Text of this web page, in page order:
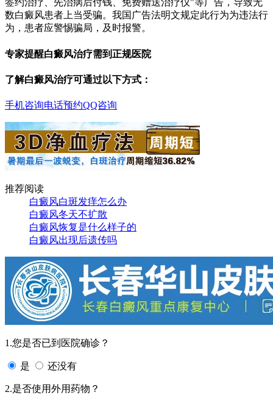
签约治疗、先治病后付钱、免费赠送治疗仪"等广告，导致无
数白癜风患者上当受骗。我国广告法明文规定此行为为违法行
为，患者应警惕骗局，及时报警。
专家提醒白癜风治疗需到正规医院
了解白癜风治疗可通过以下方式：
手机咨询电话预约QQ咨询
推荐阅读
白癜风白斑发痒怎么办
白癜风冬天不扩散
白癜风恢复是什么样子的
白癜风出现后遗传吗
1.您是否已到医院确诊？
是 还没有
2.是否使用外用药物？